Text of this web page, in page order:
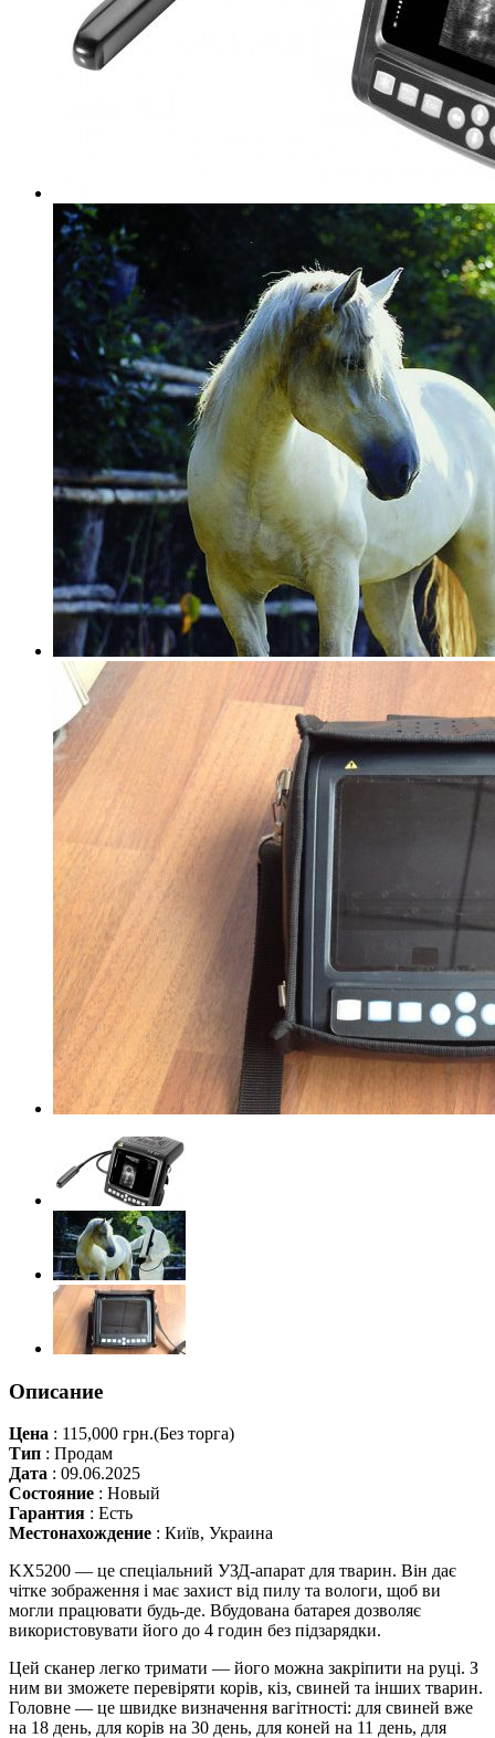
Описание
Цена : 115,000 грн.(Без торга)
Тип : Продам
Дата : 09.06.2025
Состояние : Новый
Гарантия : Есть
Местонахождение : Київ, Украина
KX5200 — це спеціальний УЗД-апарат для тварин. Він дає
чітке зображення і має захист від пилу та вологи, щоб ви
могли працювати будь-де. Вбудована батарея дозволяє
використовувати його до 4 годин без підзарядки.
Цей сканер легко тримати — його можна закріпити на руці. З
ним ви зможете перевіряти корів, кіз, свиней та інших тварин.
Головне — це швидке визначення вагітності: для свиней вже
на 18 день, для корів на 30 день, для коней на 11 день, для